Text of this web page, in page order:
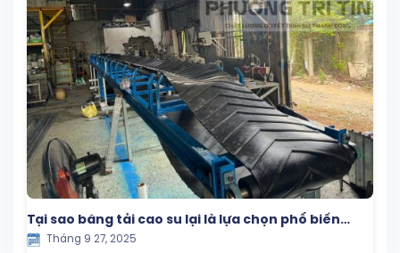
Tại sao băng tải cao su lại là lựa chọn phổ biến
trong ngành công nghiệp
Tháng 9 27, 2025